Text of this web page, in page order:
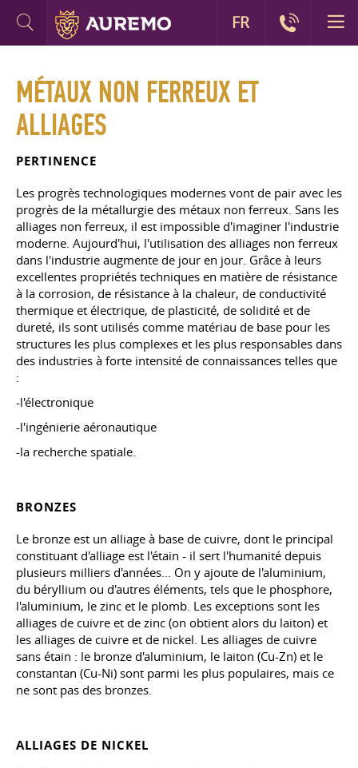
MÉTAUX NON FERREUX ET
ALLIAGES
PERTINENCE
Les progrès technologiques modernes vont de pair avec les
progrès de la métallurgie des métaux non ferreux. Sans les
alliages non ferreux, il est impossible d'imaginer l'industrie
moderne. Aujourd'hui, l'utilisation des alliages non ferreux
dans l'industrie augmente de jour en jour. Grâce à leurs
excellentes propriétés techniques en matière de résistance
à la corrosion, de résistance à la chaleur, de conductivité
thermique et électrique, de plasticité, de solidité et de
dureté, ils sont utilisés comme matériau de base pour les
structures les plus complexes et les plus responsables dans
des industries à forte intensité de connaissances telles que
:
-l'électronique
-l'ingénierie aéronautique
-la recherche spatiale.
BRONZES
Le bronze est un alliage à base de cuivre, dont le principal
constituant d'alliage est l'étain - il sert l'humanité depuis
plusieurs milliers d'années... On y ajoute de l'aluminium,
du béryllium ou d'autres éléments, tels que le phosphore,
l'aluminium, le zinc et le plomb. Les exceptions sont les
alliages de cuivre et de zinc (on obtient alors du laiton) et
les alliages de cuivre et de nickel. Les alliages de cuivre
sans étain : le bronze d'aluminium, le laiton (Cu-Zn) et le
constantan (Cu-Ni) sont parmi les plus populaires, mais ce
ne sont pas des bronzes.
ALLIAGES DE NICKEL
FR